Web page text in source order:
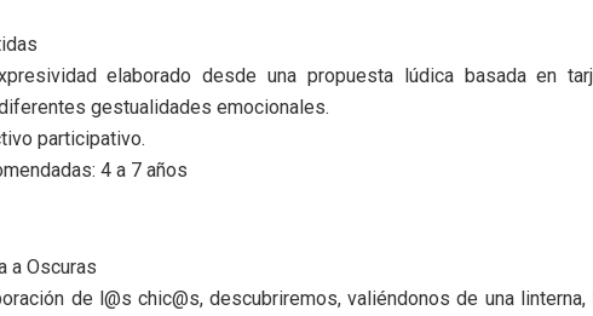
elaborado desde una propuesta lúdica basada en
gestualidades emocionales.
participativo.
4 a 7 años
a Oscuras
de l@s chic@s, descubriremos, valiéndonos de una linterna,